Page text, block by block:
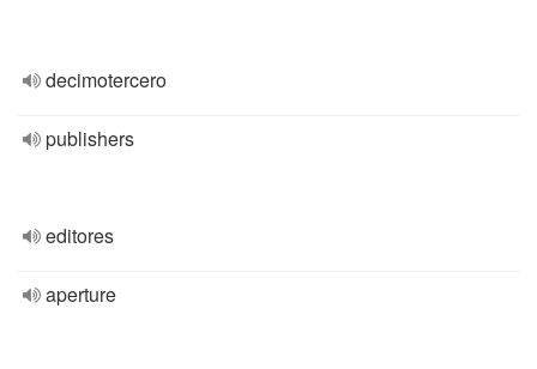
decimotercero
publishers
editores
aperture